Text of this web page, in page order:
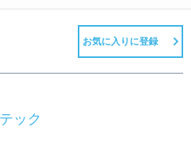
お気に入りに登録
ック